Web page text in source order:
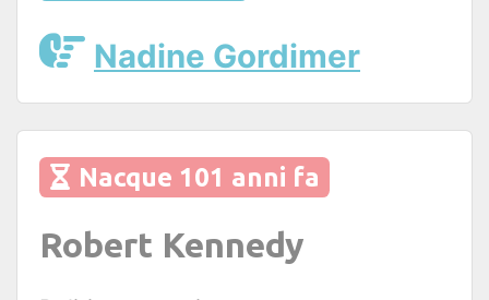
Nadine Gordimer
Nacque 101 anni fa
Robert Kennedy